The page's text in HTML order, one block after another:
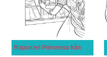
Rapunzel Prinsessa från Trassel